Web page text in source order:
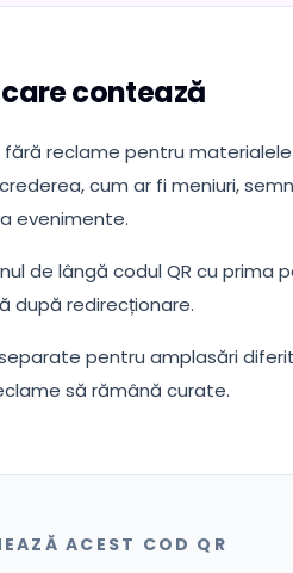
contează
fără reclame pentru
cum ar fi meniuri,
evenimente.
de lângă codul QR cu prima
după redirecționare.
pentru amplasări
să rămână curate.
ACEST COD QR